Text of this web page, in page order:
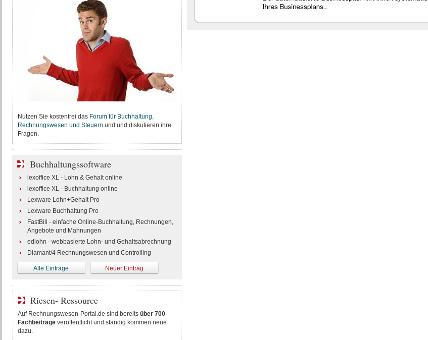
Nutzen Sie kostenfrei das Forum für Buchhaltung,
Rechnungswesen und Steuern und und diskutieren ihre
Fragen.
Buchhaltungssoftware
lexoffice XL - Lohn & Gehalt online
lexoffice XL - Buchhaltung online
Lexware Lohn+Gehalt Pro
Lexware Buchhaltung Pro
FastBill - einfache Online-Buchhaltung, Rechnungen,
Angebote und Mahnungen
edlohn - webbasierte Lohn- und Gehaltsabrechnung
Diamant/4 Rechnungswesen und Controlling
Alle Einträge Neuer Eintrag
Riesen- Ressource
Auf Rechnungswesen-Portal.de sind bereits über 700
Fachbeiträgeveröffentlicht und ständig kommen neue
dazu.